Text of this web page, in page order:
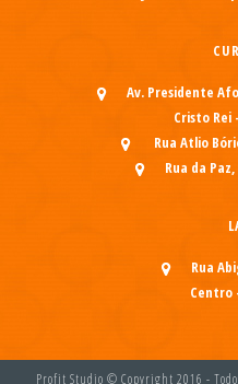
Av. Presidente
Cristo Rei
Rua Atlio
Rua da
Rua
Centro
Profit Studio © Copyright 2016 -